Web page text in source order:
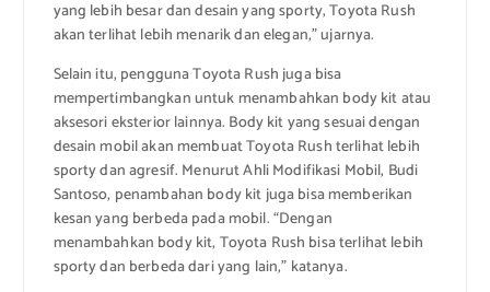
yang lebih besar dan desain yang sporty, Toyota Rush
akan terlihat lebih menarik dan elegan,” ujarnya.
Selain itu, pengguna Toyota Rush juga bisa
mempertimbangkan untuk menambahkan body kit atau
aksesori eksterior lainnya. Body kit yang sesuai dengan
desain mobil akan membuat Toyota Rush terlihat lebih
sporty dan agresif. Menurut Ahli Modifikasi Mobil, Budi
Santoso, penambahan body kit juga bisa memberikan
kesan yang berbeda pada mobil. “Dengan
menambahkan body kit, Toyota Rush bisa terlihat lebih
sporty dan berbeda dari yang lain,” katanya.